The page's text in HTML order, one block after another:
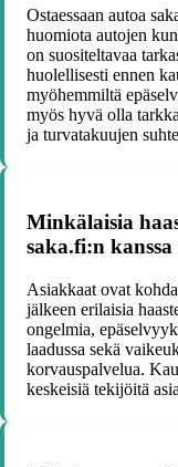
Ostaessaan autoa
huomiota autojen
on suositeltavaa
huolellisesti ennen
myöhemmiltä
myös hyvä olla
ja turvatakuujen
Minkälaisia
saka.fi:n
Asiakkaat ovat
jälkeen erilaisia
ongelmia,
laadussa sekä
korvauspalvelua.
keskeisiä tekijöitä